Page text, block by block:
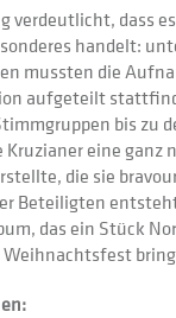
verdeutlicht, dass
handelt:
mussten die
aufgeteilt
bis zu
eine ganz
die sie
Beteiligten
das ein Stück